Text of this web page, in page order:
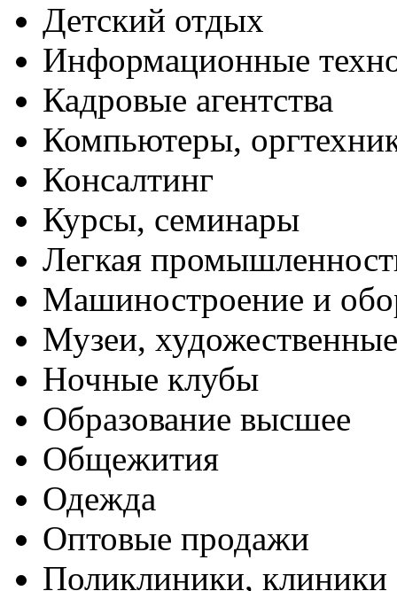
Детский отдых
Информационные
Кадровые агентства
Компьютеры,
Консалтинг
Курсы, семинары
Легкая
Машиностроение и
Музеи,
Ночные клубы
Образование высшее
Общежития
Одежда
Оптовые продажи
Поликлиники, клиники